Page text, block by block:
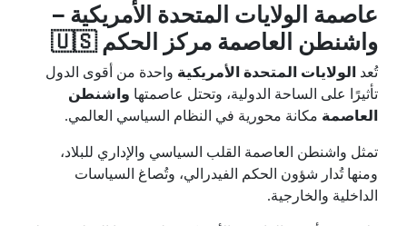
عاصمة الولايات المتحدة الأمريكية –
واشنطن العاصمة مركز الحكم 🇺🇸
تُعد الولايات المتحدة الأمريكية واحدة من أقوى الدول
تأثيرًا على الساحة الدولية، وتحتل عاصمتها واشنطن
العاصمة مكانة محورية في النظام السياسي العالمي.
تمثل واشنطن العاصمة القلب السياسي والإداري للبلاد،
ومنها تُدار شؤون الحكم الفيدرالي، وتُصاغ السياسات
الداخلية والخارجية.